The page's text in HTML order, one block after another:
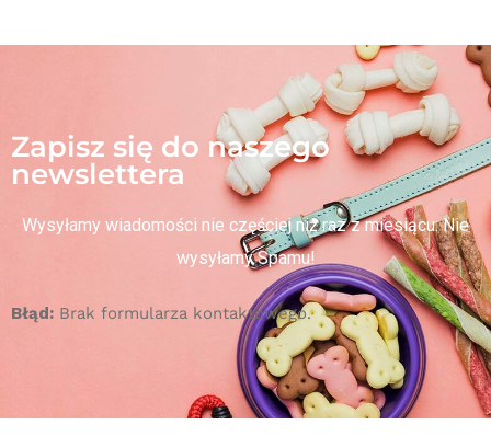
Zapisz się do naszego
newslettera
Wysyłamy wiadomości nie częściej niż raz z miesiącu. Nie
wysyłamy Spamu!
Błąd: Brak formularza kontaktowego.